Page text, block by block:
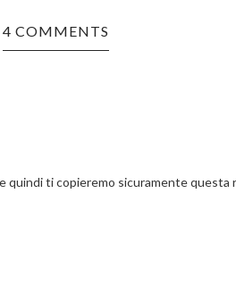
4 COMMENTS
quindi ti copieremo sicuramente